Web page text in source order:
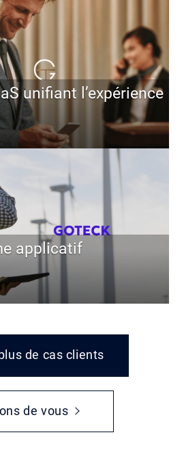
unifiant l’expérience
applicatif
de cas clients
de vous